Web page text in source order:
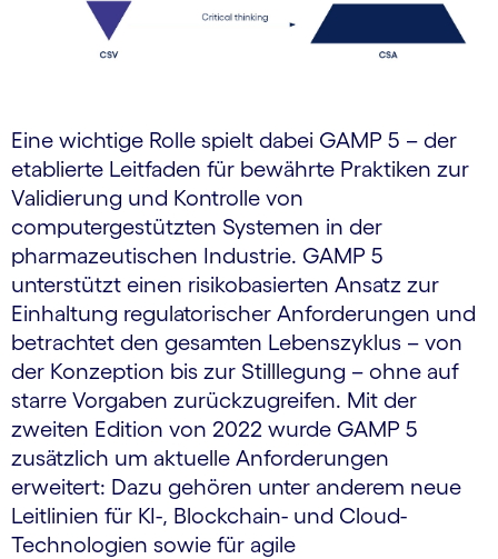
Eine wichtige Rolle spielt dabei GAMP 5 – der
etablierte Leitfaden für bewährte Praktiken zur
Validierung und Kontrolle von
computergestützten Systemen in der
pharmazeutischen Industrie. GAMP 5
unterstützt einen risikobasierten Ansatz zur
Einhaltung regulatorischer Anforderungen und
betrachtet den gesamten Lebenszyklus – von
der Konzeption bis zur Stilllegung – ohne auf
starre Vorgaben zurückzugreifen. Mit der
zweiten Edition von 2022 wurde GAMP 5
zusätzlich um aktuelle Anforderungen
erweitert: Dazu gehören unter anderem neue
Leitlinien für KI-, Blockchain- und Cloud-
Technologien sowie für agile